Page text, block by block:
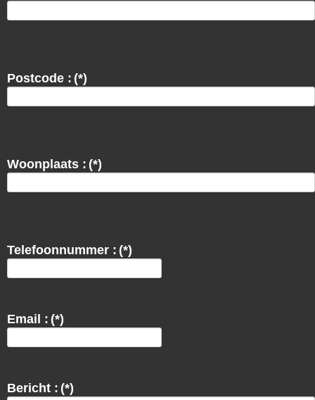
Postcode : (*)
Woonplaats : (*)
Telefoonnummer : (*)
Email : (*)
Bericht : (*)